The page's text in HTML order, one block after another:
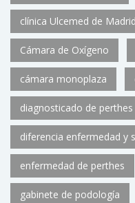
clínica Ulcemed de Madrid
Cámara de Oxígeno
cámara monoplaza
diagnosticado de perthes
diferencia enfermedad y
enfermedad de perthes
gabinete de podología